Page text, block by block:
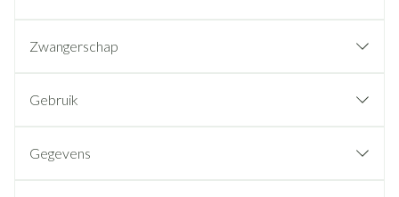
Zwangerschap
Gebruik
Gegevens